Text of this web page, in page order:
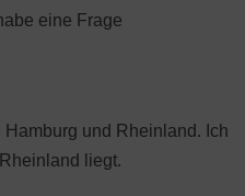
eine Frage
und Rheinland. Ich
liegt.